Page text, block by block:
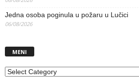
Jedna osoba poginula u požaru u Lučici
06/08/2026
MENI
MENI